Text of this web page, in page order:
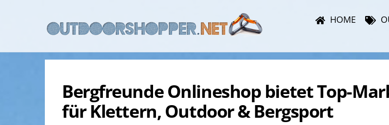
HOME
Bergfreunde Onlineshop bietet Top-
für Klettern, Outdoor & Bergsport